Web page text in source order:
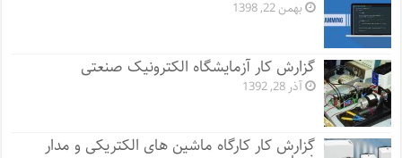
بهمن 22, 1398
گزارش کار آزمایشگاه الکترونیک صنعتی
آذر 28, 1392
گزارش کار کارگاه ماشین های الکتریکی و مدار